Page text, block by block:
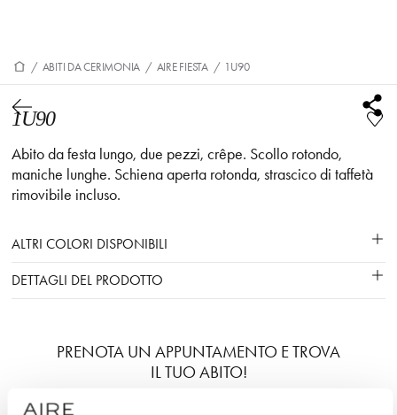
/ ABITI DA CERIMONIA / AIRE FIESTA / 1U90
1U90
Abito da festa lungo, due pezzi, crêpe. Scollo rotondo,
maniche lunghe. Schiena aperta rotonda, strascico di taffetà
rimovibile incluso.
ALTRI COLORI DISPONIBILI
DETTAGLI DEL PRODOTTO
PRENOTA UN APPUNTAMENTO E TROVA
IL TUO ABITO!